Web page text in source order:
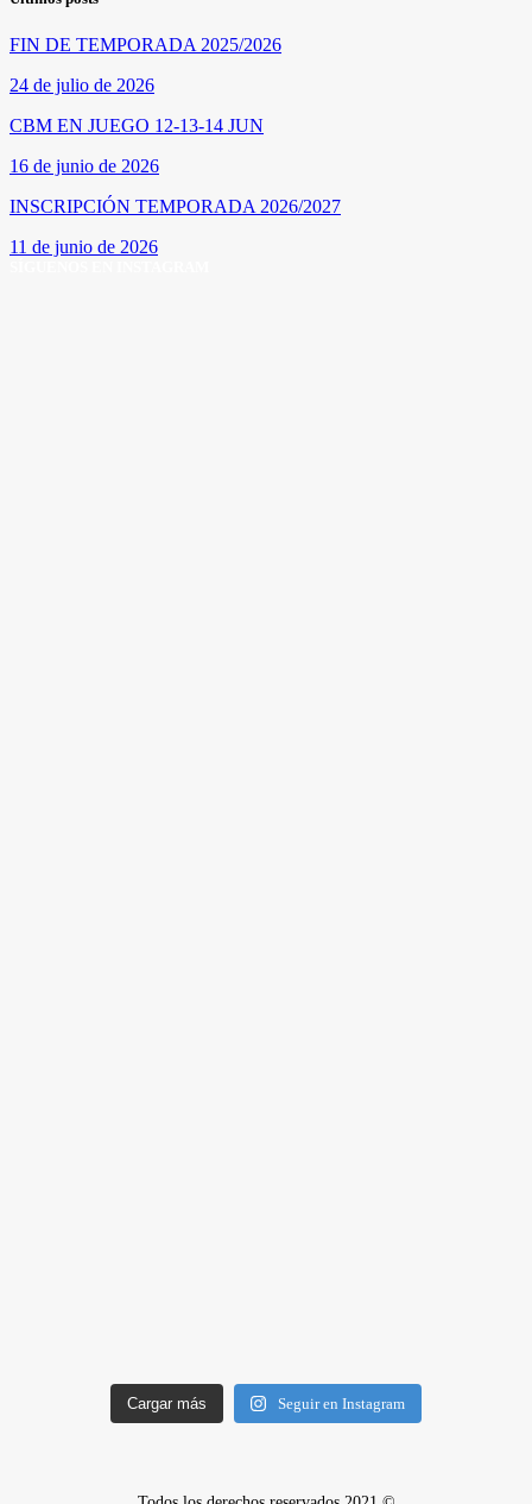
FIN DE TEMPORADA 2025/2026
24 de julio de 2026
CBM EN JUEGO 12-13-14 JUN
16 de junio de 2026
INSCRIPCIÓN TEMPORADA 2026/2027
11 de junio de 2026
Cargar más Seguir en Instagram